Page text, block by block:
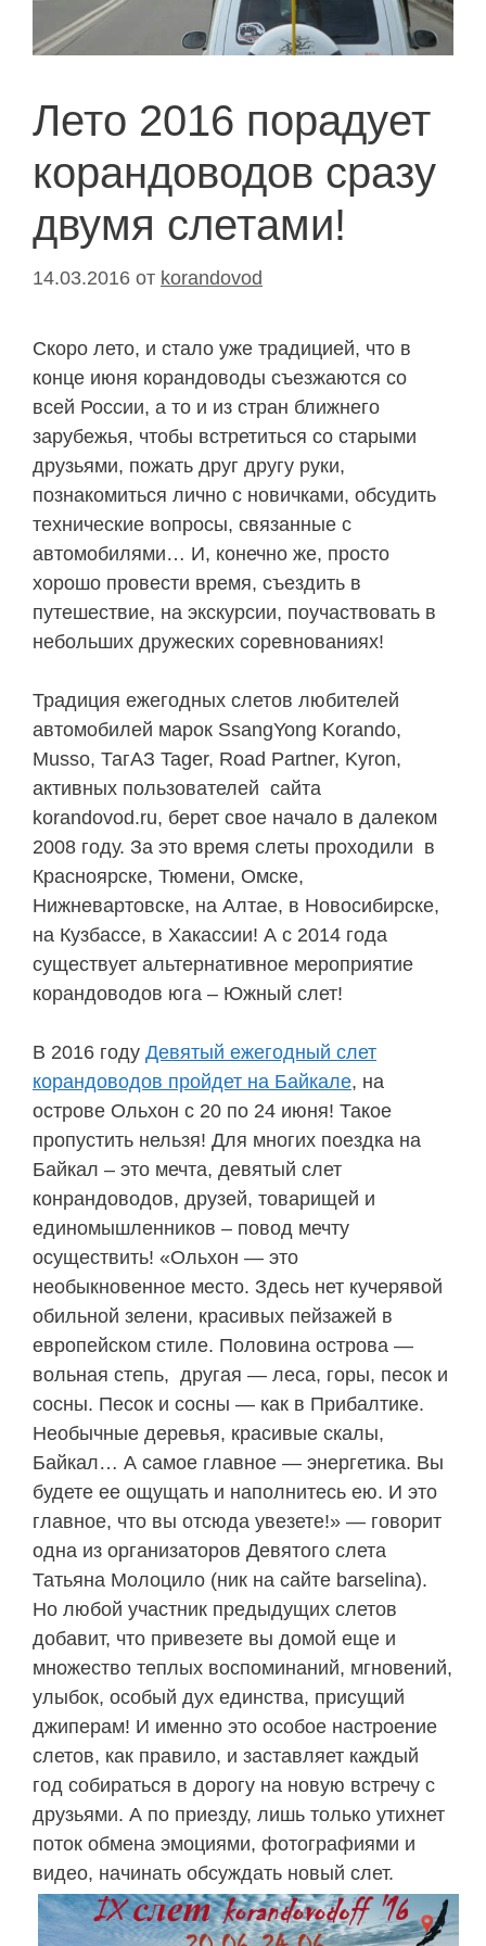
Лето 2016 порадует
корандоводов сразу
двумя слетами!
14.03.2016 от korandovod
Скоро лето, и стало уже традицией, что в
конце июня корандоводы съезжаются со
всей России, а то и из стран ближнего
зарубежья, чтобы встретиться со старыми
друзьями, пожать друг другу руки,
познакомиться лично с новичками, обсудить
технические вопросы, связанные с
автомобилями… И, конечно же, просто
хорошо провести время, съездить в
путешествие, на экскурсии, поучаствовать в
небольших дружеских соревнованиях!
Традиция ежегодных слетов любителей
автомобилей марок SsangYong Korando,
Musso, ТагАЗ Tager, Road Partner, Kyron,
активных пользователей сайта
korandovod.ru, берет свое начало в далеком
2008 году. За это время слеты проходили в
Красноярске, Тюмени, Омске,
Нижневартовске, на Алтае, в Новосибирске,
на Кузбассе, в Хакассии! А с 2014 года
существует альтернативное мероприятие
корандоводов юга – Южный слет!
В 2016 году Девятый ежегодный слет
корандоводов пройдет на Байкале, на
острове Ольхон с 20 по 24 июня! Такое
пропустить нельзя! Для многих поездка на
Байкал – это мечта, девятый слет
конрандоводов, друзей, товарищей и
единомышленников – повод мечту
осуществить! «Ольхон — это
необыкновенное место. Здесь нет кучерявой
обильной зелени, красивых пейзажей в
европейском стиле. Половина острова —
вольная степь, другая — леса, горы, песок и
сосны. Песок и сосны — как в Прибалтике.
Необычные деревья, красивые скалы,
Байкал… А самое главное — энергетика. Вы
будете ее ощущать и наполнитесь ею. И это
главное, что вы отсюда увезете!» — говорит
одна из организаторов Девятого слета
Татьяна Молоцило (ник на сайте barselina).
Но любой участник предыдущих слетов
добавит, что привезете вы домой еще и
множество теплых воспоминаний, мгновений,
улыбок, особый дух единства, присущий
джиперам! И именно это особое настроение
слетов, как правило, и заставляет каждый
год собираться в дорогу на новую встречу с
друзьями. А по приезду, лишь только утихнет
поток обмена эмоциями, фотографиями и
видео, начинать обсуждать новый слет.